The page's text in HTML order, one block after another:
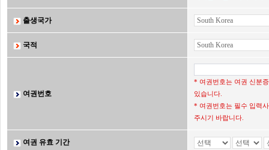
출생국가
국적
여권번호
* 여권번호는 여권 신분
있습니다.
* 여권번호는 필수 입력
주시기 바랍니다.
여권 유효 기간